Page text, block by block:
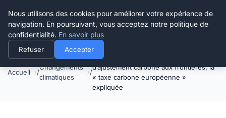
Happy Calyx Farmer
Accueil
Changements
climatiques
Climat : comprendre le mécanisme
d’ajustement carbone aux frontières, la
« taxe carbone européenne »
expliquée
Nous utilisons des cookies pour améliorer votre expérience de
navigation. En poursuivant, vous acceptez notre politique de
confidentialité. En savoir plus
Refuser Accepter